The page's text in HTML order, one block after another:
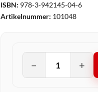
ISBN: 978-3-942145-04-6
Artikelnummer: 101048
− +